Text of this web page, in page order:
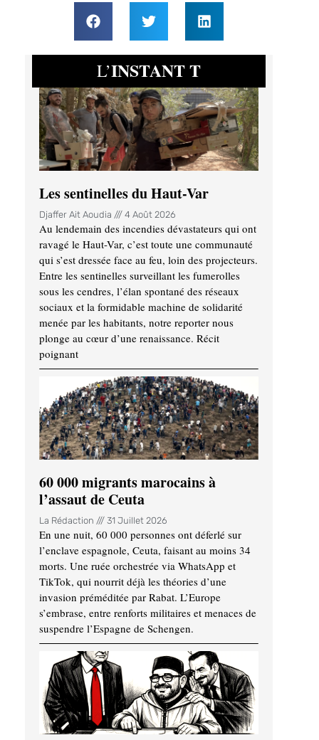
L’INSTANT T
Les sentinelles du Haut-Var
Djaffer Ait Aoudia 4 Août 2026
Au lendemain des incendies dévastateurs qui ont
ravagé le Haut-Var, c’est toute une communauté
qui s’est dressée face au feu, loin des projecteurs.
Entre les sentinelles surveillant les fumerolles
sous les cendres, l’élan spontané des réseaux
sociaux et la formidable machine de solidarité
menée par les habitants, notre reporter nous
plonge au cœur d’une renaissance. Récit
poignant
60 000 migrants marocains à
l’assaut de Ceuta
La Rédaction 31 Juillet 2026
En une nuit, 60 000 personnes ont déferlé sur
l’enclave espagnole, Ceuta, faisant au moins 34
morts. Une ruée orchestrée via WhatsApp et
TikTok, qui nourrit déjà les théories d’une
invasion préméditée par Rabat. L’Europe
s’embrase, entre renforts militaires et menaces de
suspendre l’Espagne de Schengen.